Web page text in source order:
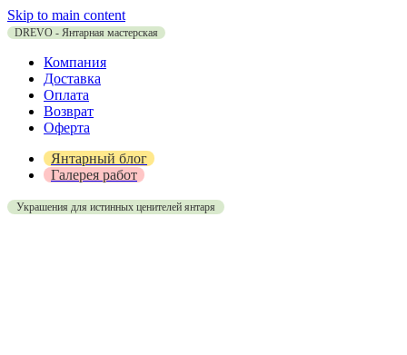
Skip to main content
DREVO - Янтарная мастерская
Компания
Доставка
Оплата
Возврат
Оферта
Янтарный блог
Галерея работ
Украшения для истинных ценителей янтаря